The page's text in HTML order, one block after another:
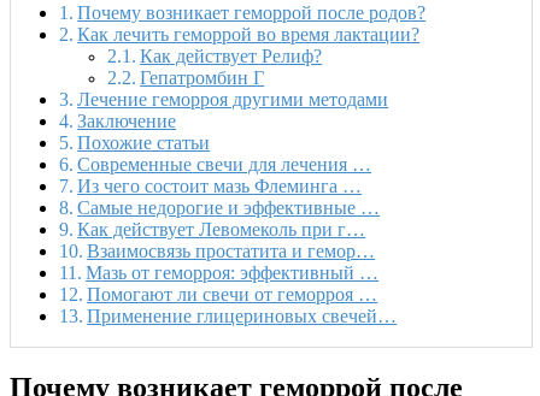
Почему возникает геморрой после родов?
Как лечить геморрой во время лактации?
Как действует Релиф?
Гепатромбин Г
Лечение геморроя другими методами
Заключение
Похожие статьи
Современные свечи для лечения …
Из чего состоит мазь Флеминга …
Самые недорогие и эффективные …
Как действует Левомеколь при г…
Взаимосвязь простатита и гемор…
Мазь от геморроя: эффективный …
Помогают ли свечи от геморроя …
Применение глицериновых свечей…
Почему возникает геморрой после